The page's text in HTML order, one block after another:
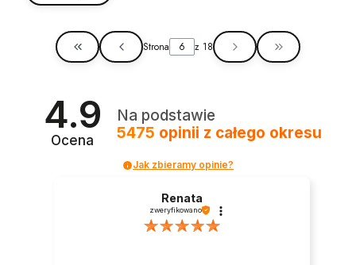
Wróć do pierwszej strony z produktami
Strona z 18 Przejdź do
4.9
Ocena
Na podstawie
5475 opinii z całego okresu
Jak zbieramy opinie?
Renata
zweryfikowano